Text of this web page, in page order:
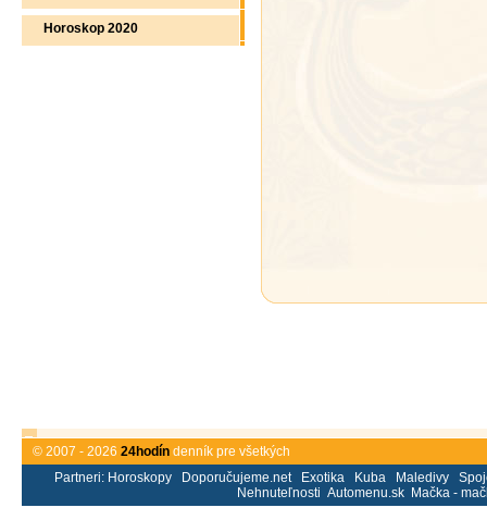
Horoskop 2020
© 2007 - 2026 24hodín denník pre všetkých
Partneri: Horoskopy Doporučujeme.net Exotika Kuba Maledivy
Nehnuteľnosti Automenu.sk Mačka -